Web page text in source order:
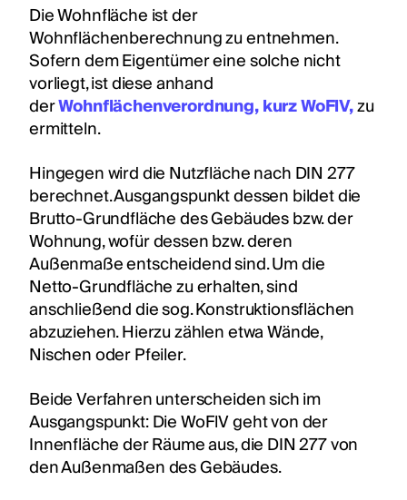
Die Wohnfläche ist der
Wohnflächenberechnung zu entnehmen.
Sofern dem Eigentümer eine solche nicht
vorliegt, ist diese anhand
derWohnflächenverordnung, kurz WoFlV,zu
ermitteln.
Hingegen wird die Nutzfläche nach DIN 277
berechnet. Ausgangspunkt dessen bildet die
Brutto-Grundfläche des Gebäudes bzw. der
Wohnung, wofür dessen bzw. deren
Außenmaße entscheidend sind. Um die
Netto-Grundfläche zu erhalten, sind
anschließend die sog. Konstruktionsflächen
abzuziehen. Hierzu zählen etwa Wände,
Nischen oder Pfeiler.
Beide Verfahren unterscheiden sich im
Ausgangspunkt: Die WoFlV geht von der
Innenfläche der Räume aus, die DIN 277 von
den Außenmaßen des Gebäudes.